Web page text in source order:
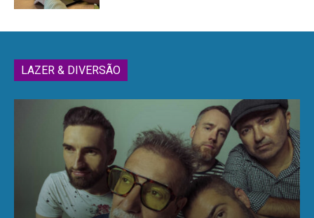
LAZER & DIVERSÃO